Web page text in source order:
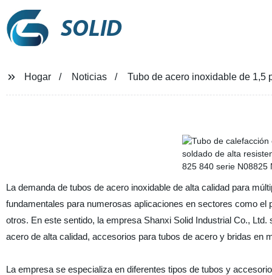
SOLID
Hogar Noticias Tubo de acero inoxidable de 1,5
La demanda de tubos de acero inoxidable de alta calidad para
fundamentales para numerosas aplicaciones en sectores como
otros. En este sentido, la empresa Shanxi Solid Industrial Co.,
acero de alta calidad, accesorios para tubos de acero y bridas en
La empresa se especializa en diferentes tipos de tubos y